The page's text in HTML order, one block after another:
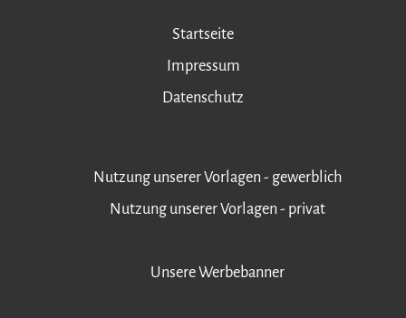
Startseite
Impressum
Datenschutz
Nutzung unserer Vorlagen - gewerblich
Nutzung unserer Vorlagen - privat
Unsere Werbebanner